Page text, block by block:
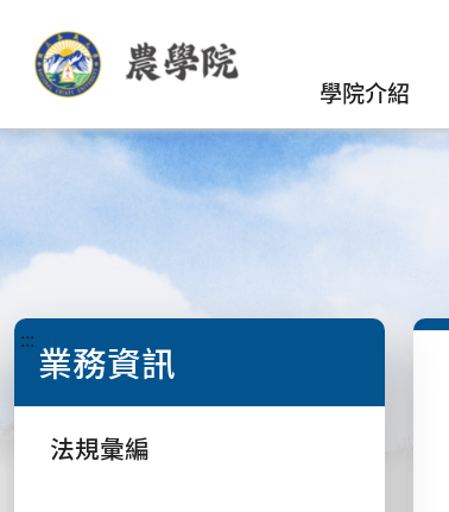
學院介紹
::: 業務資訊
法規彙編